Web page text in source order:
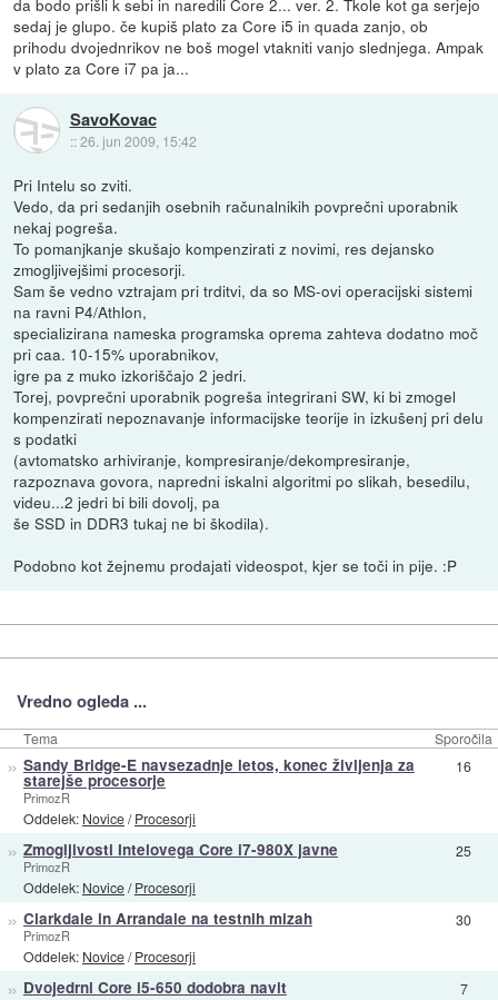
da bodo prišli k sebi in naredili Core 2... ver. 2. Tkole kot ga serjejo
sedaj je glupo. če kupiš plato za Core i5 in quada zanjo, ob
prihodu dvojednrikov ne boš mogel vtakniti vanjo slednjega. Ampak
v plato za Core i7 pa ja...
SavoKovac
::26. jun 2009, 15:42
Pri Intelu so zviti.
Vedo, da pri sedanjih osebnih računalnikih povprečni uporabnik
nekaj pogreša.
To pomanjkanje skušajo kompenzirati z novimi, res dejansko
zmogljivejšimi procesorji.
Sam še vedno vztrajam pri trditvi, da so MS-ovi operacijski sistemi
na ravni P4/Athlon,
specializirana nameska programska oprema zahteva dodatno moč
pri caa. 10-15% uporabnikov,
igre pa z muko izkoriščajo 2 jedri.
Torej, povprečni uporabnik pogreša integrirani SW, ki bi zmogel
kompenzirati nepoznavanje informacijske teorije in izkušenj pri delu
s podatki
(avtomatsko arhiviranje, kompresiranje/dekompresiranje,
razpoznava govora, napredni iskalni algoritmi po slikah, besedilu,
videu...2 jedri bi bili dovolj, pa
še SSD in DDR3 tukaj ne bi škodila).
Podobno kot žejnemu prodajati videospot, kjer se toči in pije. :P
Vredno ogleda ...
Tema Sporočila
» Sandy Bridge-E navsezadnje letos, konec življenja za
starejše procesorje
PrimozR
Oddelek: Novice/Procesorji
16
» Zmogljivosti Intelovega Core i7-980X javne
PrimozR
Oddelek: Novice/Procesorji
25
» Clarkdale in Arrandale na testnih mizah
PrimozR
Oddelek: Novice/Procesorji
30
» Dvojedrni Core i5-650 dodobra navit 7